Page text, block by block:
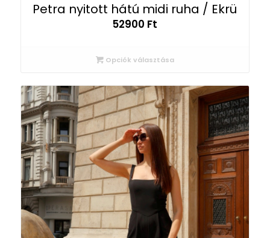
Petra nyitott hátú midi ruha / Ekrü
52900 Ft
Opciók választása